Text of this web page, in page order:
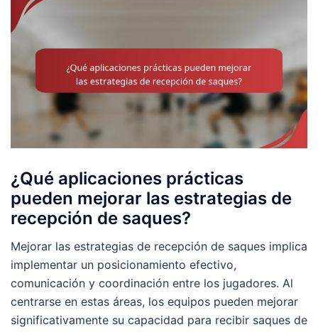
¿Qué aplicaciones prácticas
pueden mejorar las estrategias de
recepción de saques?
Mejorar las estrategias de recepción de saques implica
implementar un posicionamiento efectivo,
comunicación y coordinación entre los jugadores. Al
centrarse en estas áreas, los equipos pueden mejorar
significativamente su capacidad para recibir saques de